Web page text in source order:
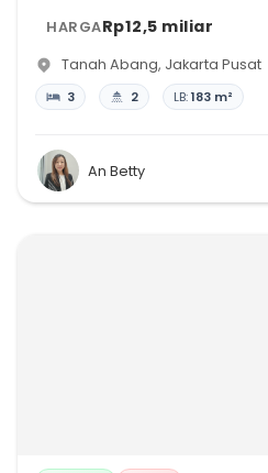
HARGARp12,5 miliar
Tanah Abang, Jakarta Pusat
3 2 LB:183 m²
An Betty